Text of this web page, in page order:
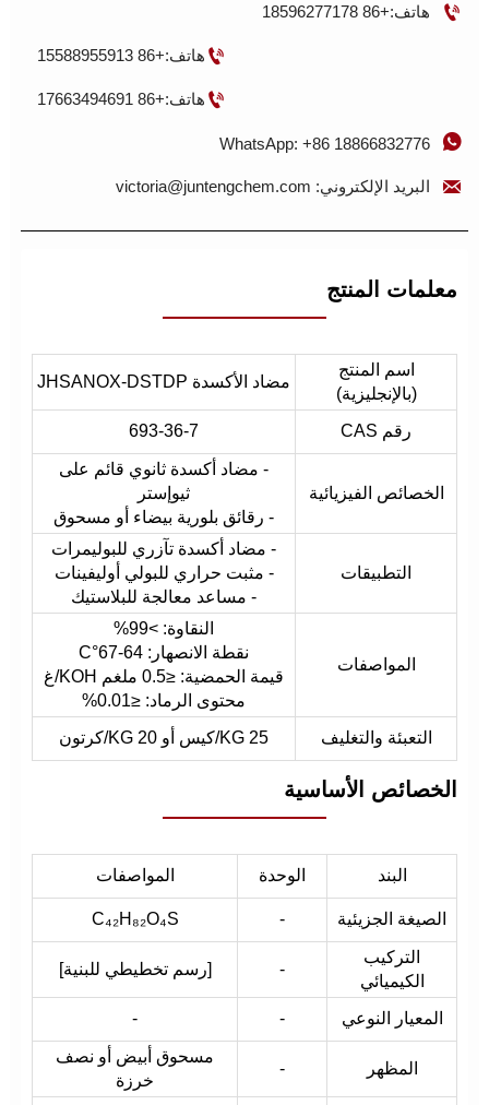
 هاتف:+86 18596277178
 هاتف:+86 15588955913
 هاتف:+86 17663494691

WhatsApp: +86 18866832776
 البريد الإلكتروني: victoria@juntengchem.com
معلمات المنتج
اسم المنتج
(بالإنجليزية)
مضاد الأكسدة JHSANOX-DSTDP
رقم CAS 693-36-7
الخصائص الفيزيائية
- مضاد أكسدة ثانوي قائم على
ثيوإستر
- رقائق بلورية بيضاء أو مسحوق
التطبيقات
- مضاد أكسدة تآزري للبوليمرات
- مثبت حراري للبولي أوليفينات
- مساعد معالجة للبلاستيك
المواصفات
النقاوة: >99%
نقطة الانصهار: 64-67°C
قيمة الحمضية: ≤0.5 ملغم KOH/غ
محتوى الرماد: ≤0.01%
التعبئة والتغليف
25 KG/كيس أو 20 KG/كرتون
الخصائص الأساسية
البند الوحدة المواصفات
الصيغة الجزيئية -
C₄₂H₈₂O₄S
التركيب
الكيميائي
- [رسم تخطيطي للبنية]
المعيار النوعي -
-
المظهر -
مسحوق أبيض أو نصف
خرزة